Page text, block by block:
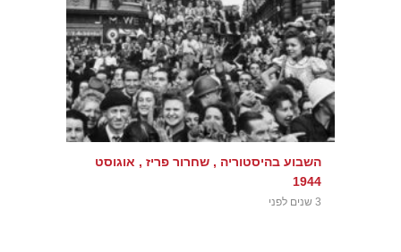
השבוע בהיסטוריה , שחרור פריז , אוגוסט
1944
3 שנים לפני